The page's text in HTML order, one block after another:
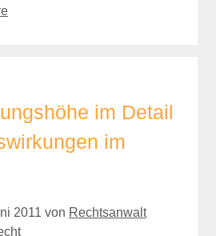
im Detail
im
2011 von Rechtsanwalt